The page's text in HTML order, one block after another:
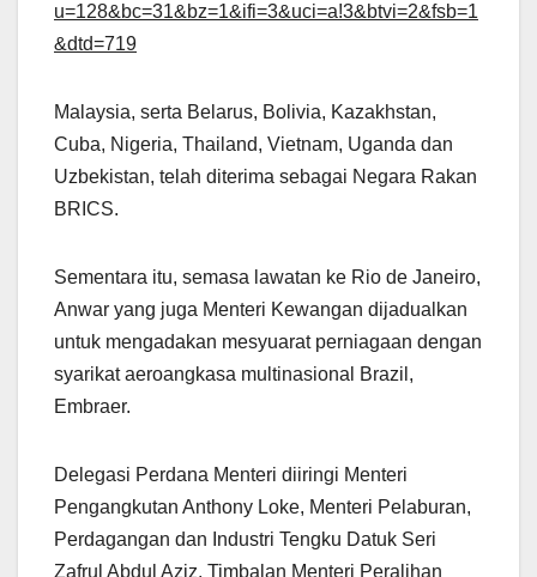
u=128&bc=31&bz=1&ifi=3&uci=a!3&btvi=2&fsb=1
&dtd=719
Malaysia, serta Belarus, Bolivia, Kazakhstan,
Cuba, Nigeria, Thailand, Vietnam, Uganda dan
Uzbekistan, telah diterima sebagai Negara Rakan
BRICS.
Sementara itu, semasa lawatan ke Rio de Janeiro,
Anwar yang juga Menteri Kewangan dijadualkan
untuk mengadakan mesyuarat perniagaan dengan
syarikat aeroangkasa multinasional Brazil,
Embraer.
Delegasi Perdana Menteri diiringi Menteri
Pengangkutan Anthony Loke, Menteri Pelaburan,
Perdagangan dan Industri Tengku Datuk Seri
Zafrul Abdul Aziz, Timbalan Menteri Peralihan